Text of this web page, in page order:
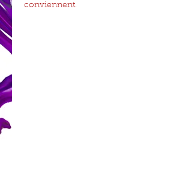
conviennent.